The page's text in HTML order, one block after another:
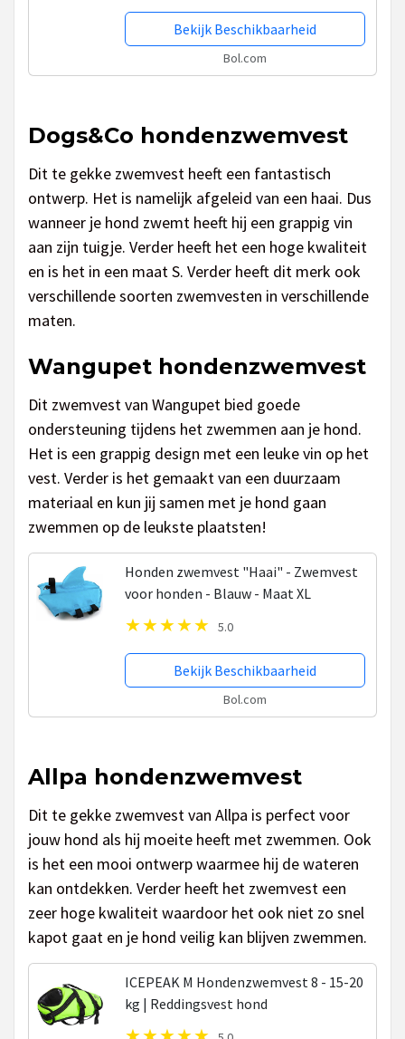
Bekijk Beschikbaarheid
Bol.com
Dogs&Co hondenzwemvest
Dit te gekke zwemvest heeft een fantastisch
ontwerp. Het is namelijk afgeleid van een haai. Dus
wanneer je hond zwemt heeft hij een grappig vin
aan zijn tuigje. Verder heeft het een hoge kwaliteit
en is het in een maat S. Verder heeft dit merk ook
verschillende soorten zwemvesten in verschillende
maten.
Wangupet hondenzwemvest
Dit zwemvest van Wangupet bied goede
ondersteuning tijdens het zwemmen aan je hond.
Het is een grappig design met een leuke vin op het
vest. Verder is het gemaakt van een duurzaam
materiaal en kun jij samen met je hond gaan
zwemmen op de leukste plaatsten!
Honden zwemvest "Haai" - Zwemvest
voor honden - Blauw - Maat XL
5.0
Bekijk Beschikbaarheid
Bol.com
Allpa hondenzwemvest
Dit te gekke zwemvest van Allpa is perfect voor
jouw hond als hij moeite heeft met zwemmen. Ook
is het een mooi ontwerp waarmee hij de wateren
kan ontdekken. Verder heeft het zwemvest een
zeer hoge kwaliteit waardoor het ook niet zo snel
kapot gaat en je hond veilig kan blijven zwemmen.
ICEPEAK M Hondenzwemvest 8 - 15-20
kg | Reddingsvest hond